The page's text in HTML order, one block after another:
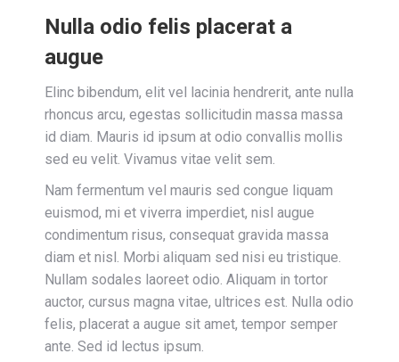
Nulla odio felis placerat a
augue
Elinc bibendum, elit vel lacinia hendrerit, ante nulla
rhoncus arcu, egestas sollicitudin massa massa
id diam. Mauris id ipsum at odio convallis mollis
sed eu velit. Vivamus vitae velit sem.
Nam fermentum vel mauris sed congue liquam
euismod, mi et viverra imperdiet, nisl augue
condimentum risus, consequat gravida massa
diam et nisl. Morbi aliquam sed nisi eu tristique.
Nullam sodales laoreet odio. Aliquam in tortor
auctor, cursus magna vitae, ultrices est. Nulla odio
felis, placerat a augue sit amet, tempor semper
ante. Sed id lectus ipsum.